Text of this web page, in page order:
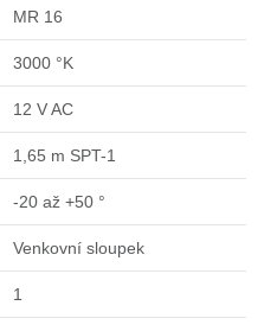
MR 16
3000 °K
12 V AC
1,65 m SPT-1
-20 až +50 °
Venkovní sloupek
1